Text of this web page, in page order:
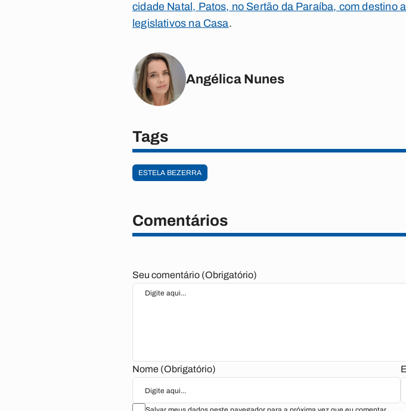
cidade Natal, Patos, no Sertão da Paraíba, com destino
legislativos na Casa.
Angélica Nunes
Tags
ESTELA BEZERRA
Comentários
Seu comentário (Obrigatório)
Nome (Obrigatório)